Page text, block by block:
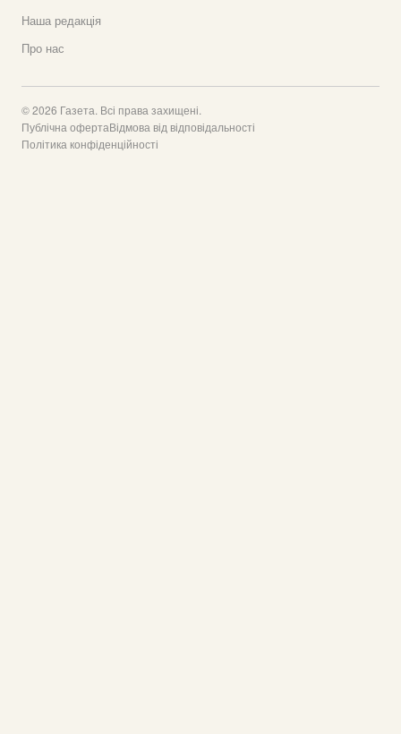
Наша редакція
Про нас
© 2026 Газета. Всі права захищені.
Публічна офертаВідмова від відповідальності
Політика конфіденційності